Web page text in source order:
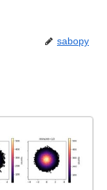
sabopy